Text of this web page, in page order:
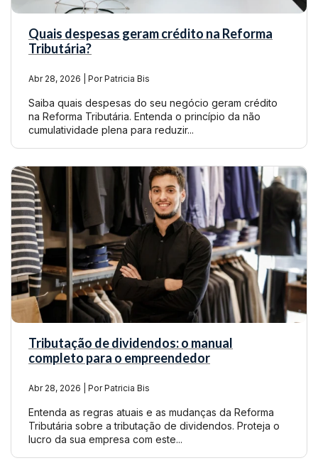
Quais despesas geram crédito na Reforma
Tributária?
Abr 28, 2026 | Por Patricia Bis
Saiba quais despesas do seu negócio geram crédito
na Reforma Tributária. Entenda o princípio da não
cumulatividade plena para reduzir...
Tributação de dividendos: o manual
completo para o empreendedor
Abr 28, 2026 | Por Patricia Bis
Entenda as regras atuais e as mudanças da Reforma
Tributária sobre a tributação de dividendos. Proteja o
lucro da sua empresa com este...